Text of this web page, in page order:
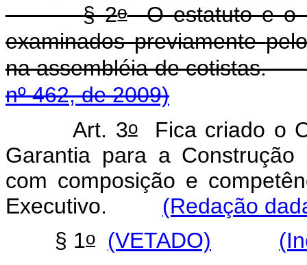
§ 2oO estatuto e o
examinados previamente
na assembléia de cotistas.
nº 462, de 2009)
Art. 3oFica criado o
Garantia para a
com composição e
Executivo. (Redação
§ 1o (VETADO)